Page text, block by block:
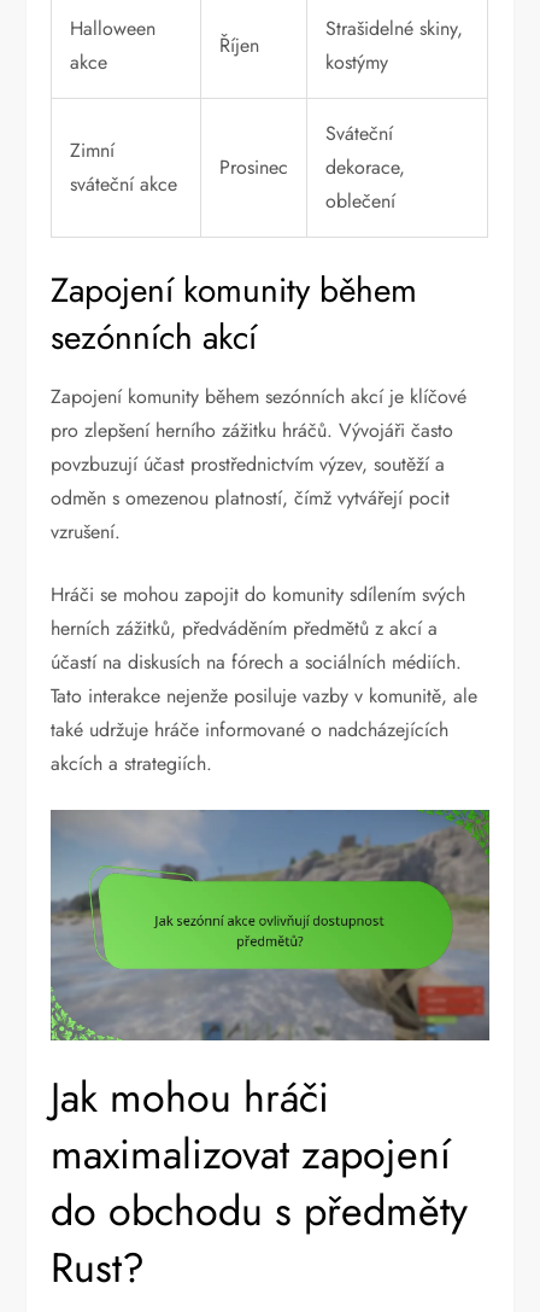
Halloween
akce
Říjen
Strašidelné skiny,
kostýmy
Zimní
sváteční akce
Prosinec
Sváteční
dekorace,
oblečení
Zapojení komunity během
sezónních akcí
Zapojení komunity během sezónních akcí je klíčové
pro zlepšení herního zážitku hráčů. Vývojáři často
povzbuzují účast prostřednictvím výzev, soutěží a
odměn s omezenou platností, čímž vytvářejí pocit
vzrušení.
Hráči se mohou zapojit do komunity sdílením svých
herních zážitků, předváděním předmětů z akcí a
účastí na diskusích na fórech a sociálních médiích.
Tato interakce nejenže posiluje vazby v komunitě, ale
také udržuje hráče informované o nadcházejících
akcích a strategiích.
Jak mohou hráči
maximalizovat zapojení
do obchodu s předměty
Rust?